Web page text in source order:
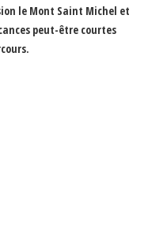
le Mont Saint Michel et
peut-être courtes